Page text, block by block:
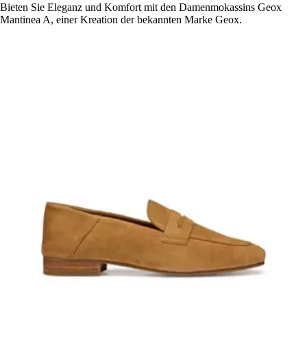
Bieten Sie Eleganz und Komfort mit den Damenmokassins Geox
Mantinea A, einer Kreation der bekannten Marke Geox.